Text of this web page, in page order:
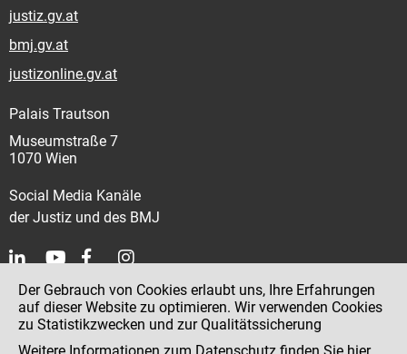
justiz.gv.at
bmj.gv.at
justizonline.gv.at
Palais Trautson
Museumstraße 7
1070 Wien
Social Media Kanäle
der Justiz und des BMJ
Kontakt
Impressum
Der Gebrauch von Cookies erlaubt uns, Ihre Erfahrungen
auf dieser Website zu optimieren. Wir verwenden Cookies
zu Statistikzwecken und zur Qualitätssicherung